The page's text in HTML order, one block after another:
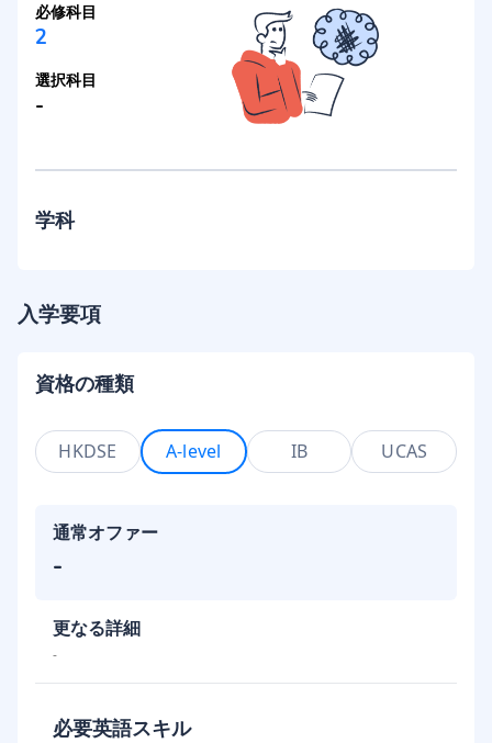
必修科目
2
選択科目
-
学科
入学要項
資格の種類
HKDSE A-level IB UCAS
通常オファー
-
更なる詳細
-
必要英語スキル